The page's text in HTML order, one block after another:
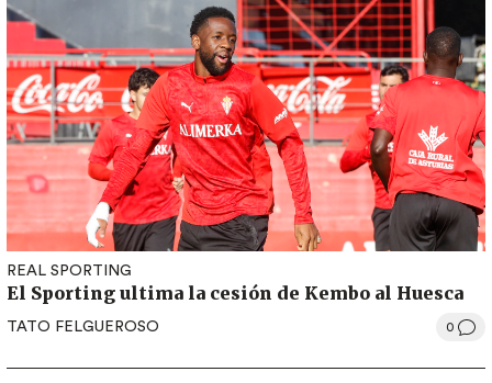
REAL SPORTING
El Sporting ultima la cesión de Kembo al Huesca
TATO FELGUEROSO 0